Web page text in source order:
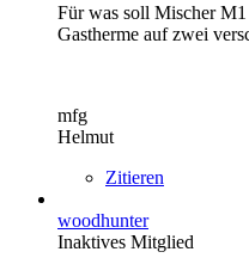
Für was soll Mischer
Gastherme auf zwei
mfg
Helmut
Zitieren
woodhunter
Inaktives Mitglied